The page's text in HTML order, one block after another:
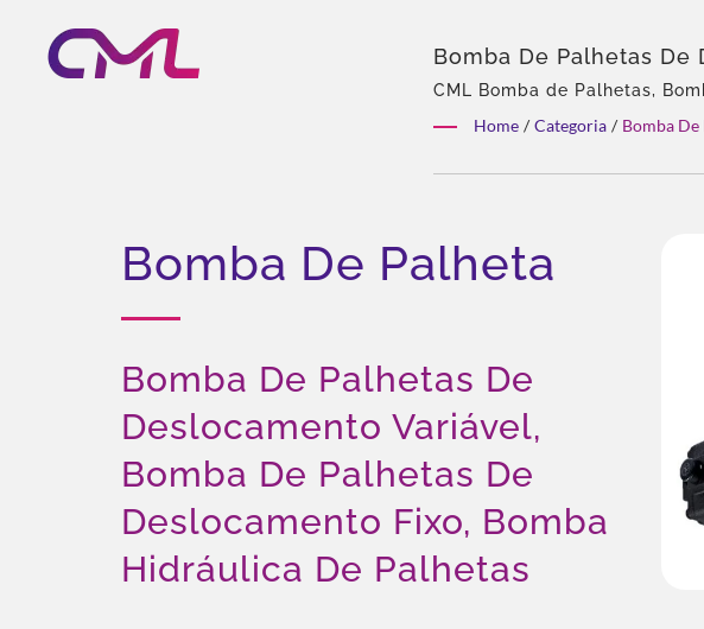
Bomba De Palhetas De
Palhetas De
Válvulas E Bombas
CML Bomba de Palhetas,
experiente, Variedade rica
Home / Categoria / Bomba De
Bomba De Palheta
Bomba De Palhetas De
Deslocamento Variável,
Bomba De Palhetas De
Deslocamento Fixo, Bomba
Hidráulica De Palhetas